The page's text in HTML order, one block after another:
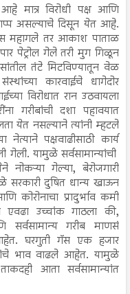
मात्र विरोधी पक्ष आणि
गप्प असल्याचे दिसून येत आहे.
महागले तर आकाश पाताळ
पेट्रोल गेले तरी मुग गिळून
तंटे मिटविण्यातून वेळ
कारवाईचे धागेदोर
विरोधात रान उठवायला
गरीबांची दशा पहावयात
येत नसल्याने त्यांनी म्हटले
नेत्याने पक्षवाढीसाठी कार्य
गेली. यामुळे सर्वसामान्यांची
गेल्या, बेरोजगारी
सरकारी दुषित धान्य खाऊन
प्रादुर्भाव कमी
एवढा उच्चांक गाठला की,
गरीब माणसं
घरगुती गॅस एक हजार
भाव वाढले आहेत. यामुळे
आता सर्वसामान्यांत